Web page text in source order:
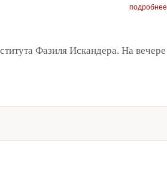
подробнее
Фазиля Искандера. На вечере